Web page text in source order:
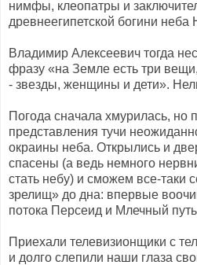
нимфы, клеопатры и
древнеегипетской богини неба
Владимир Алексеевич тогда
фразу «на Земле есть три
- звезды, женщины и дети».
Погода сначала хмурилась, но
представления тучи
окраины неба. Открылись и
спасены (а ведь немного
стать небу) и сможем все-таки
зрелищ» до дна: впервые
потока Персеид и Млечный
Приехали телевизионщики с
и долго слепили наши глаза